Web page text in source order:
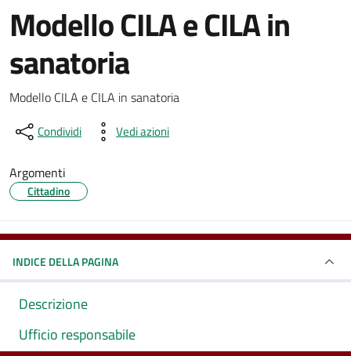
Modello CILA e CILA in
sanatoria
Dettagli del documento
Modello CILA e CILA in sanatoria
Condividi Vedi azioni
Argomenti
Cittadino
INDICE DELLA PAGINA
Descrizione
Ufficio responsabile